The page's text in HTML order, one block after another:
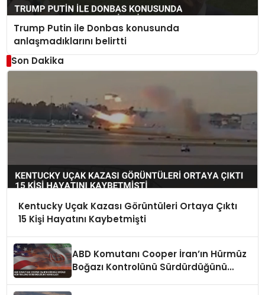
Trump Putin ile Donbas konusunda
anlaşmadıklarını belirtti
Son Dakika
Kentucky Uçak Kazası Görüntüleri Ortaya Çıktı
15 Kişi Hayatını Kaybetmişti
ABD Komutanı Cooper İran’ın Hürmüz
Boğazı Kontrolünü Sürdürdüğünü